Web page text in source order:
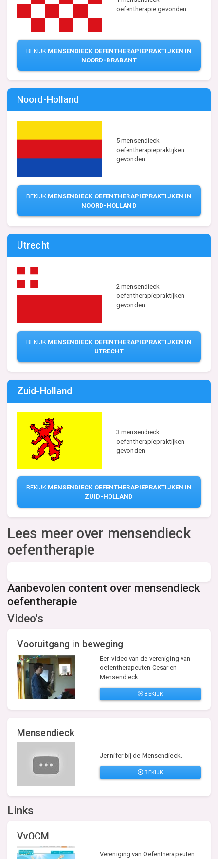
oefentherapie gevonden
BEKIJK MENSENDIECK OEFENTHERAPIEPRAKTIJKEN IN
NOORD-BRABANT
Noord-Holland
5 mensendieck
oefentherapiepraktijken
gevonden
BEKIJK MENSENDIECK OEFENTHERAPIEPRAKTIJKEN IN
NOORD-HOLLAND
Utrecht
2 mensendieck
oefentherapiepraktijken
gevonden
BEKIJK MENSENDIECK OEFENTHERAPIEPRAKTIJKEN IN
UTRECHT
Zuid-Holland
3 mensendieck
oefentherapiepraktijken
gevonden
BEKIJK MENSENDIECK OEFENTHERAPIEPRAKTIJKEN IN
ZUID-HOLLAND
Lees meer over mensendieck
oefentherapie
Aanbevolen content over mensendieck
oefentherapie
Video's
Vooruitgang in beweging
Een video van de vereniging van
oefentherapeuten Cesar en
Mensendieck.
BEKIJK
Mensendieck
Jennifer bij de Mensendieck.
BEKIJK
Links
VvOCM
Vereniging van Oefentherapeuten